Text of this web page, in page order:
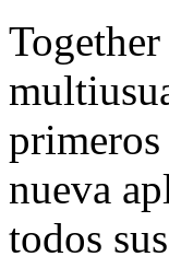
nueva
todos